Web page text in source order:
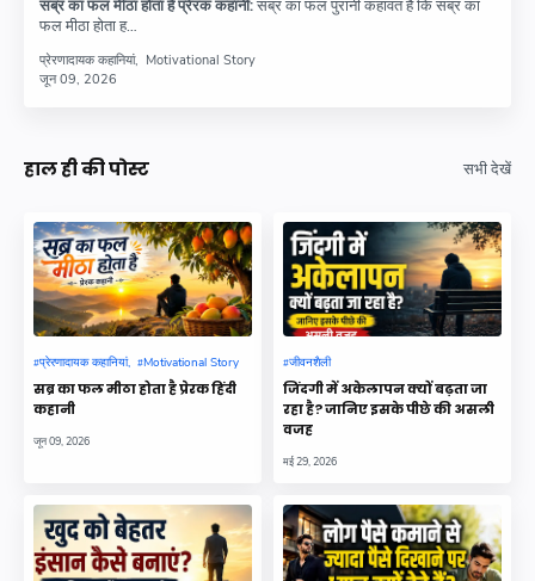
सब्र का फल मीठा होता है प्रेरक कहानी:सब्र का फल पुरानी कहावत है कि सब्र का
फल मीठा होता ह…
प्रेरणादायक कहानियां
Motivational Story
जून 09, 2026
हाल ही की पोस्ट सभी देखें
प्रेरणादायक कहानियां Motivational Story
सब्र का फल मीठा होता है प्रेरक हिंदी
कहानी
जून 09, 2026
जीवनशैली
जिंदगी में अकेलापन क्यों बढ़ता जा
रहा है? जानिए इसके पीछे की असली
वजह
मई 29, 2026